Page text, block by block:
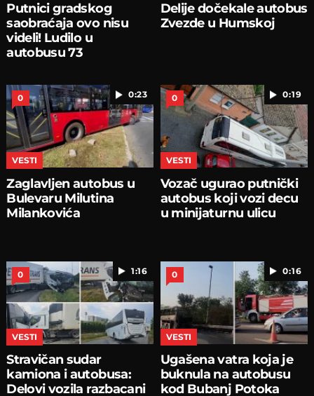
Putnici gradskog
saobraćaja ovo nisu
videli! Ludilo u
autobusu 73
Delije dočekale autobus
Zvezde u Humskoj
0:23
0
VESTI
Zaglavljen autobus u
Bulevaru Milutina
Milankovića
0:19
0
VESTI
Vozač ugurao putnički
autobus koji vozi decu
u minijaturnu ulicu
1:16
0
VESTI
Stravičan sudar
kamiona i autobusa:
Delovi vozila razbacani
0:16
0
VESTI
Ugašena vatra koja je
buknula na autobusu
kod Bubanj Potoka